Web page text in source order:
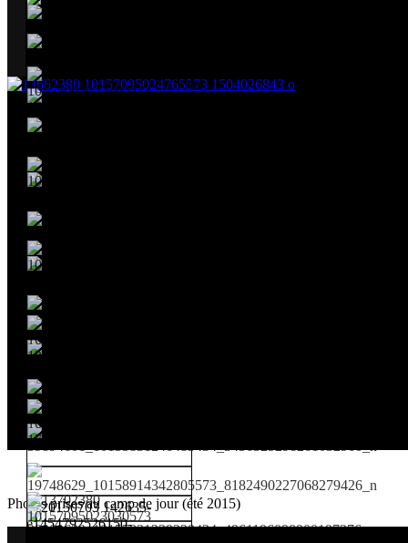
Photos prises au camp de jour (été 2015)